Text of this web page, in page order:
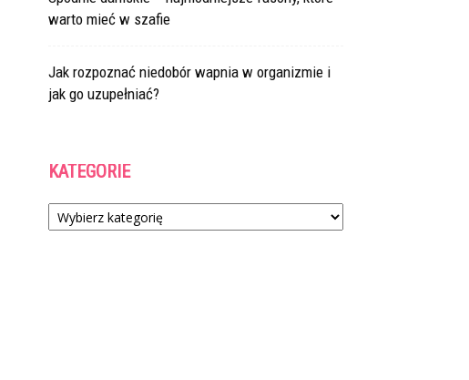
warto mieć w szafie
Jak rozpoznać niedobór wapnia w organizmie i
jak go uzupełniać?
KATEGORIE
Kategorie